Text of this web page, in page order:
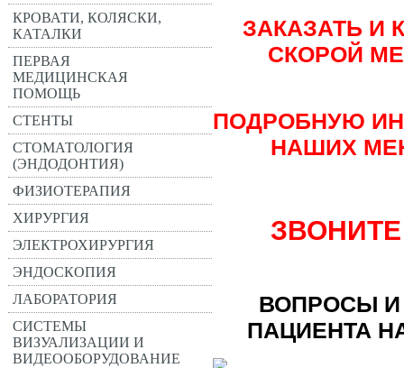
КРОВАТИ, КОЛЯСКИ,
КАТАЛКИ
ПЕРВАЯ
МЕДИЦИНСКАЯ
ПОМОЩЬ
СТЕНТЫ
СТОМАТОЛОГИЯ
(ЭНДОДОНТИЯ)
ФИЗИОТЕРАПИЯ
ХИРУРГИЯ
ЭЛЕКТРОХИРУРГИЯ
ЭНДОСКОПИЯ
ЛАБОРАТОРИЯ
СИСТЕМЫ
ВИЗУАЛИЗАЦИИ И
ВИДЕООБОРУДОВАНИЕ
ЗАКАЗАТЬ И
СКОРОЙ
ПОДРОБНУЮ
НАШИХ
ВОПРОСЫ И
ПАЦИЕНТА